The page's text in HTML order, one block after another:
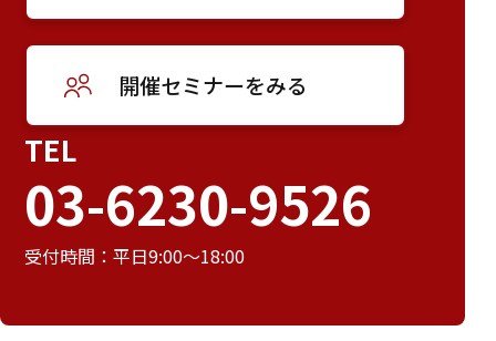
開催セミナーをみる
TEL
03-6230-9526
受付時間：平日9:00～18:00